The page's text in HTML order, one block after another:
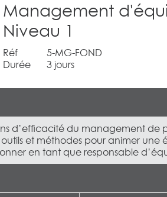
Management
Niveau 1
Réf
5-MG-FOND
Durée
3 jours
d’efficacité du management de
et méthodes pour animer une
en tant que responsable